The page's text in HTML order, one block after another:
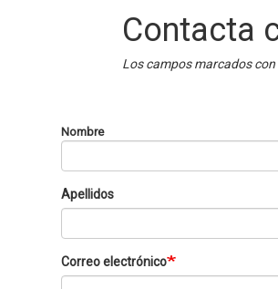
Contacta
Los campos marcados
Nombre
Apellidos
Correo electrónico